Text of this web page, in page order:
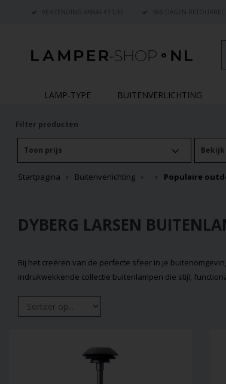
VERZENDING VANAF €11,95 366 DAGEN
LAMP-TYPE BUITENVERLICHTING
Filter producten
Toon prijs
Startpagina Buitenverlichting Populaire
DYBERG LARSEN
Bij het creëren van de perfecte sfeer in je
indrukwekkende collectie buitenlampen die stijl,